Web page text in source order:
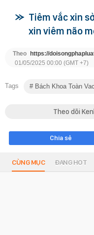
Tiêm vắc xin
xin viêm não
Theo https://
01/05/2025 00:00 (GMT +7)
Tags Bách Khoa Toàn
Theo dõi
Chia sẻ
CÙNG MỤC ĐANG HOT